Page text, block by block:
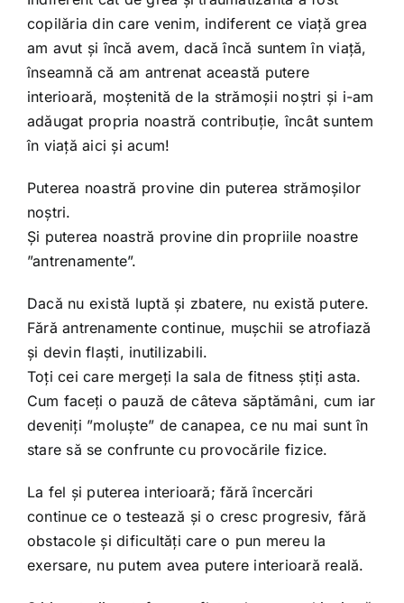
copilăria din care venim, indiferent ce viață grea
am avut și încă avem, dacă încă suntem în viață,
înseamnă că am antrenat această putere
interioară, moștenită de la strămoșii noștri și i-am
adăugat propria noastră contribuție, încât suntem
în viață aici și acum!
Puterea noastră provine din puterea strămoșilor
noștri.
Și puterea noastră provine din propriile noastre
”antrenamente”.
Dacă nu există luptă și zbatere, nu există putere.
Fără antrenamente continue, mușchii se atrofiază
și devin flaști, inutilizabili.
Toți cei care mergeți la sala de fitness știți asta.
Cum faceți o pauză de câteva săptămâni, cum iar
deveniți ”moluște” de canapea, ce nu mai sunt în
stare să se confrunte cu provocările fizice.
La fel și puterea interioară; fără încercări
continue ce o testează și o cresc progresiv, fără
obstacole și dificultăți care o pun mereu la
exersare, nu putem avea putere interioară reală.